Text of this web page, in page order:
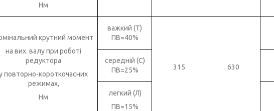
Нм
крутний момент
на вих. валу при роботі
редуктора
повторно-короткочасних
режимах,
Нм
важкий (Т)
ПВ=40%
315 630
середній (С)
ПВ=25%
легкий (Л)
ПВ=15%